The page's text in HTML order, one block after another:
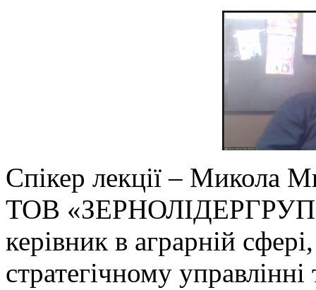
Спікер лекції – Микола
ТОВ «ЗЕРНОЛІДЕРГРУП»
керівник в аграрній
стратегічному